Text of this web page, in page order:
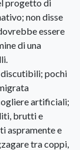
progetto di
non disse
essere
di una
discutibili; pochi
artificiali;
brutti e
aspramente e
tra coppi,